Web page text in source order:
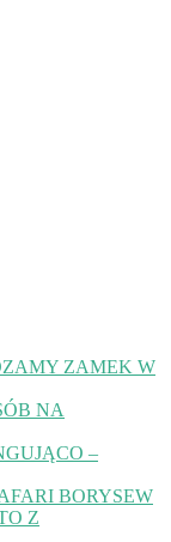
ZAMEK W
NA
–
BORYSEW
Z